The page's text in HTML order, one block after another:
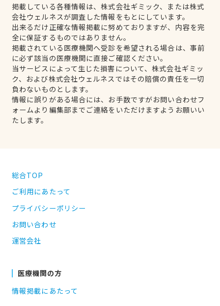
掲載している各種情報は、株式会社ギミック、または株式
会社ウェルネスが調査した情報をもとにしています。
出来るだけ正確な情報掲載に努めておりますが、内容を完
全に保証するものではありません。
掲載されている医療機関へ受診を希望される場合は、事前
に必ず該当の医療機関に直接ご確認ください。
当サービスによって生じた損害について、株式会社ギミッ
ク、および株式会社ウェルネスではその賠償の責任を一切
負わないものとします。
情報に誤りがある場合には、お手数ですがお問い合わせフ
ォームより編集部までご連絡をいただけますようお願いい
たします。
総合TOP
ご利用にあたって
プライバシーポリシー
お問い合わせ
運営会社
医療機関の方
情報掲載にあたって